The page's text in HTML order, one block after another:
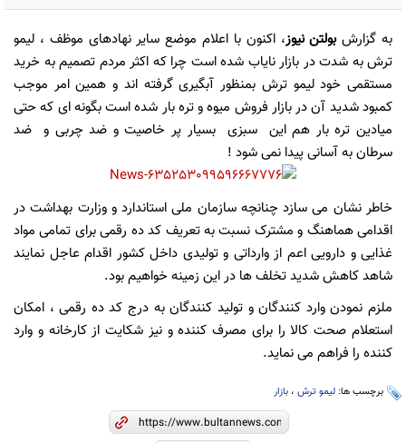
به گزارشبولتن نیوز، اکنون با اعلام موضع سایر نهادهای موظف ، لیمو
ترش به شدت در بازار نایاب شده است چرا که اکثر مردم تصمیم به خرید
مستقمی خود لیمو ترش بمنظور آبگیری گرفته اند و همین امر موجب
کمبود شدید آن در بازار فروش میوه و تره بار شده است بگونه ای که حتی
میادین تره بار هم این سبزی بسیار پر خاصیت و ضد چربی و ضد
سرطان به آسانی پیدا نمی شود !
خاطر نشان می سازد چنانچه سازمان ملی استاندارد و وزارت بهداشت در
اقدامی هماهنگ و مشترک نسبت به تعریف کد ده رقمی برای تمامی مواد
غذایی و دارویی اعم از وارداتی و تولیدی داخل کشور اقدام عاجل نمایند
شاهد کاهش شدید تخلف ها در این زمینه خواهیم بود.
ملزم نمودن وارد کنندگان و تولید کنندگان به درج کد ده رقمی ، امکان
استعلام صحت کالا را برای مصرف کننده و نیز شکایت از کارخانه و وارد
کننده را فراهم می نماید.
برچسب ها: لیمو ترش ، بازار